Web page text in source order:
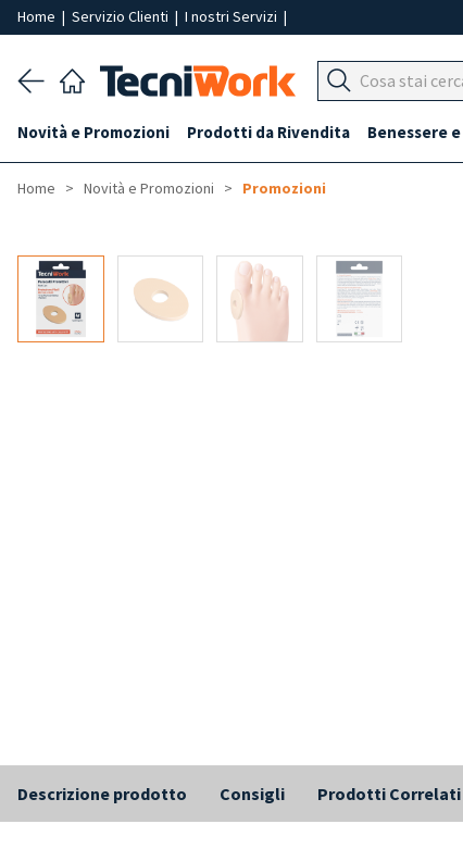
Home | Servizio Clienti | I nostri Servizi |
Novità e Promozioni Prodotti da Rivendita Benessere
Home Novità e Promozioni Promozioni
-50%
Descrizione prodotto Consigli Prodotti Correlati